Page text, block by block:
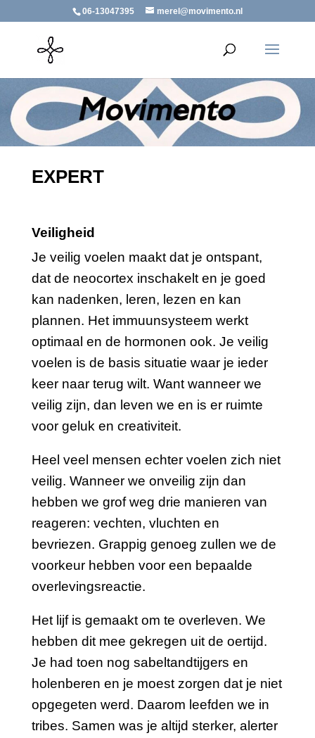
06-13047395 merel@movimento.nl
EXPERT
Veiligheid
Je veilig voelen maakt dat je ontspant,
dat de neocortex inschakelt en je goed
kan nadenken, leren, lezen en kan
plannen. Het immuunsysteem werkt
optimaal en de hormonen ook. Je veilig
voelen is de basis situatie waar je ieder
keer naar terug wilt. Want wanneer we
veilig zijn, dan leven we en is er ruimte
voor geluk en creativiteit.
Heel veel mensen echter voelen zich niet
veilig. Wanneer we onveilig zijn dan
hebben we grof weg drie manieren van
reageren: vechten, vluchten en
bevriezen. Grappig genoeg zullen we de
voorkeur hebben voor een bepaalde
overlevingsreactie.
Het lijf is gemaakt om te overleven. We
hebben dit mee gekregen uit de oertijd.
Je had toen nog sabeltandtijgers en
holenberen en je moest zorgen dat je niet
opgegeten werd. Daarom leefden we in
tribes. Samen was je altijd sterker, alerter